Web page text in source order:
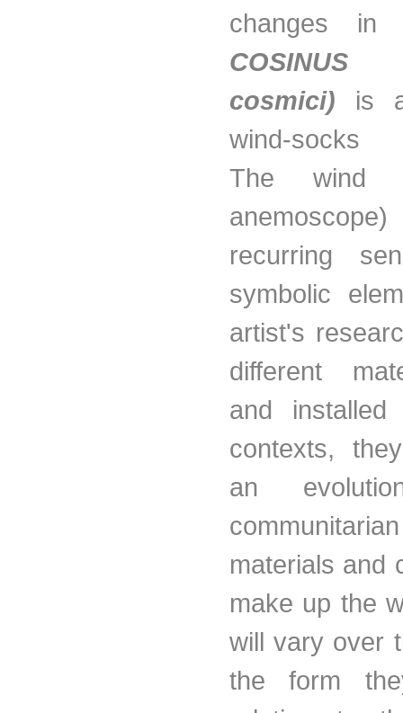
changes in
cosmici) is
wind-socks
The wind
recurring
symbolic
artist's
different
and
contexts,
an
materials and
make up the
will vary over
the form